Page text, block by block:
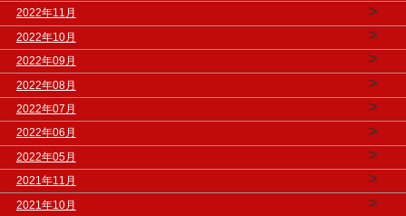
2022年11月 >
2022年10月 >
2022年09月 >
2022年08月 >
2022年07月 >
2022年06月 >
2022年05月 >
2021年11月 >
2021年10月 >